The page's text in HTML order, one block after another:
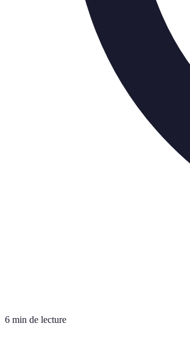
6 min de lecture